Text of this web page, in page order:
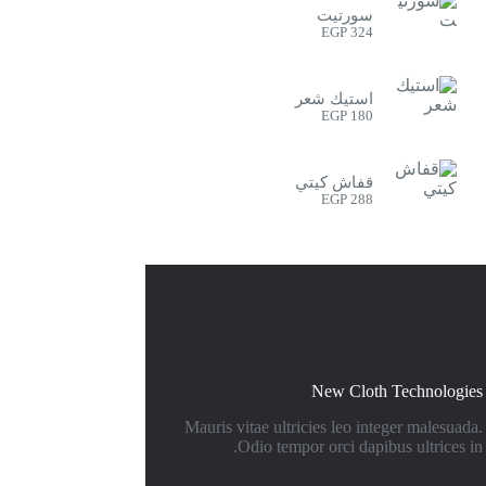
سورتيت
EGP324
استيك شعر
EGP180
قفاش كيتي
EGP288
New Cloth Technologies
Mauris vitae ultricies leo integer malesuada.
Odio tempor orci dapibus ultrices in.